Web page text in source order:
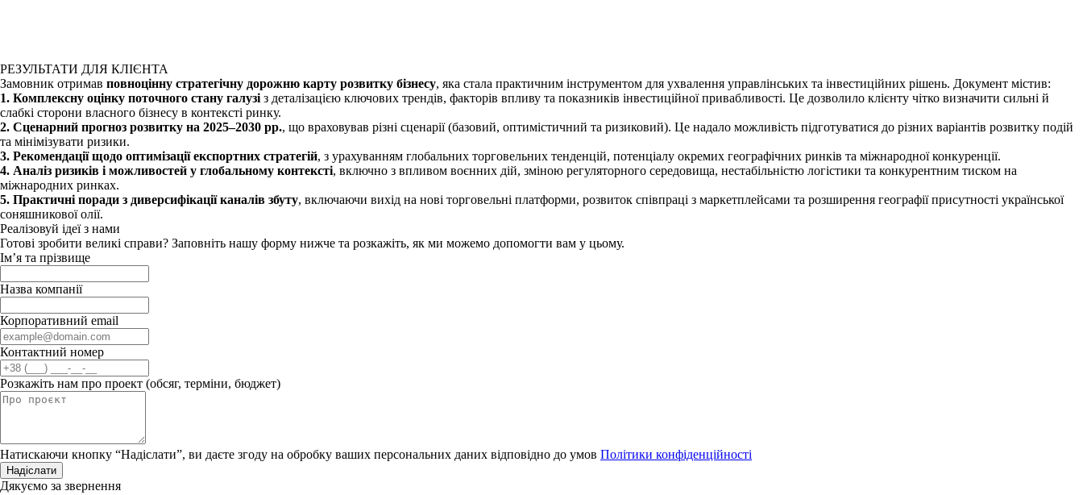
РЕЗУЛЬТАТИ ДЛЯ КЛІЄНТА
Замовник отримав повноцінну стратегічну дорожню карту розвитку бізнесу, яка стала практичним інструментом для ухвалення управлінських та інвестиційних рішень. Документ містив:
1. Комплексну оцінку поточного стану галузі з деталізацією ключових трендів, факторів впливу та показників інвестиційної привабливості. Це дозволило клієнту чітко визначити сильні й
слабкі сторони власного бізнесу в контексті ринку.
2. Сценарний прогноз розвитку на 2025–2030 рр., що враховував різні сценарії (базовий, оптимістичний та ризиковий). Це надало можливість підготуватися до різних варіантів розвитку подій
та мінімізувати ризики.
3. Рекомендації щодо оптимізації експортних стратегій, з урахуванням глобальних торговельних тенденцій, потенціалу окремих географічних ринків та міжнародної конкуренції.
4. Аналіз ризиків і можливостей у глобальному контексті, включно з впливом воєнних дій, зміною регуляторного середовища, нестабільністю логістики та конкурентним тиском на
міжнародних ринках.
5. Практичні поради з диверсифікації каналів збуту, включаючи вихід на нові торговельні платформи, розвиток співпраці з маркетплейсами та розширення географії присутності української
соняшникової олії.
Реалізовуй ідеї з нами
Готові зробити великі справи? Заповніть нашу форму нижче та розкажіть, як ми можемо допомогти вам у цьому.
Ім’я та прізвище
Назва компанії
Корпоративний email
Контактний номер
Розкажіть нам про проект (обсяг, терміни, бюджет)
Натискаючи кнопку “Надіслати”, ви даєте згоду на обробку ваших персональних даних відповідно до умов Політики конфіденційності
Надіслати
Дякуємо за звернення